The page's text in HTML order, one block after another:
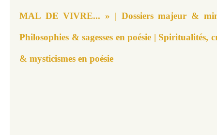
MAL DE VIVRE... » | Dossiers majeur &
Philosophies & sagesses en poésie | Spiritualités,
& mysticismes en poésie